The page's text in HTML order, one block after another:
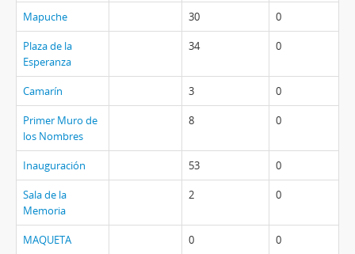
Mapuche 30 0
Plaza de la
Esperanza
34 0
Camarín 3 0
Primer Muro de
los Nombres
8 0
Inauguración 53 0
Sala de la
Memoria
2 0
MAQUETA 0 0